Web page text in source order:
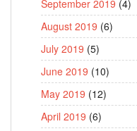
September 2019 (4)
August 2019 (6)
July 2019 (5)
June 2019 (10)
May 2019 (12)
April 2019 (6)